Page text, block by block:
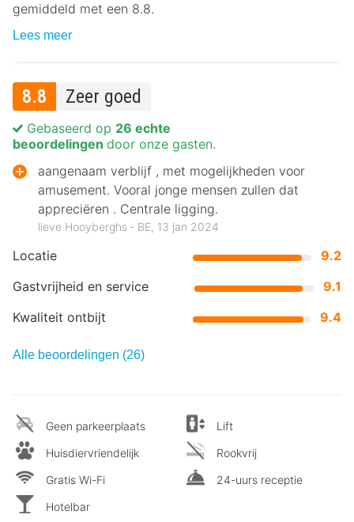
gemiddeld met een 8.8.
Lees meer
8.8 Zeer goed
Locatie
9.2
Gastvrijheid en service
9.1
Kwaliteit ontbijt
9.4
Gebaseerd op 26 echte
beoordelingen door onze gasten.
aangenaam verblijf , met mogelijkheden voor
amusement. Vooral jonge mensen zullen dat
appreciëren . Centrale ligging.
lieve Hooyberghs ‐ BE, 13 jan 2024
Alle beoordelingen (26)
Geen parkeerplaats
Huisdiervriendelijk
Gratis Wi-Fi
Hotelbar
Lift
Rookvrij
24-uurs receptie